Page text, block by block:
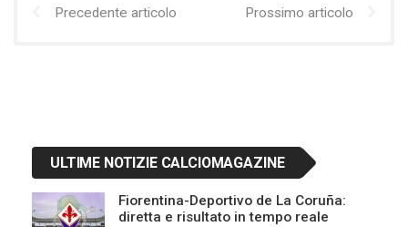
Precedente articolo Prossimo articolo
ULTIME NOTIZIE CALCIOMAGAZINE
Fiorentina-Deportivo de La Coruña:
diretta e risultato in tempo reale